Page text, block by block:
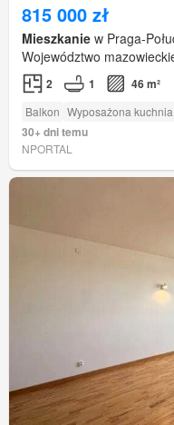
815 000 zł
Mieszkanie w Praga-
Województwo
2 1 46 m²
Balkon Wyposażona kuchnia
30+ dni temu
NPORTAL